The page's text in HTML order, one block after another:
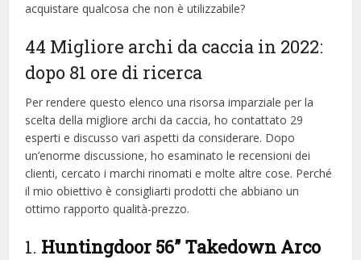
acquistare qualcosa che non è utilizzabile?
44 Migliore archi da caccia in 2022:
dopo 81 ore di ricerca
Per rendere questo elenco una risorsa imparziale per la
scelta della migliore archi da caccia, ​​ho contattato 29
esperti e discusso vari aspetti da considerare. Dopo
un’enorme discussione, ho esaminato le recensioni dei
clienti, cercato i marchi rinomati e molte altre cose. Perché
il mio obiettivo è consigliarti prodotti che abbiano un
ottimo rapporto qualità-prezzo.
1. Huntingdoor 56” Takedown Arco